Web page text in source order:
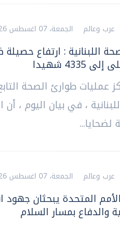
عرب وعالم الجمعة، 07 اغسطس 2026 11:10 م
اللبنانية : ارتفاع
4335 شهيدا
عمليات طوارئ الصحة
، في بيان اليوم ،
لضحايا...
عرب وعالم الجمعة، 07 اغسطس 2026 10:57 م
المتحدة يبحثان جهود
والدفاع بمسار السلام